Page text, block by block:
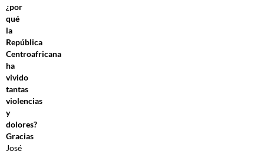
¿por
qué
la
República
Centroafricana
ha
vivido
tantas
violencias
y
dolores?
Gracias
José